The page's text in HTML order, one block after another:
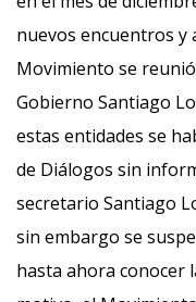
nuevos encuentros y
Movimiento se
Gobierno Santiago
estas entidades se
de Diálogos sin
secretario Santiago
sin embargo se
hasta ahora conocer